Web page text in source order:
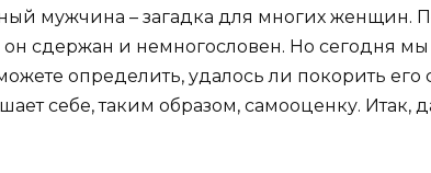
мужчина – загадка для многих женщин.
он сдержан и немногословен. Но сегодня
определить, удалось ли покорить
себе, таким образом, самооценку. Итак,